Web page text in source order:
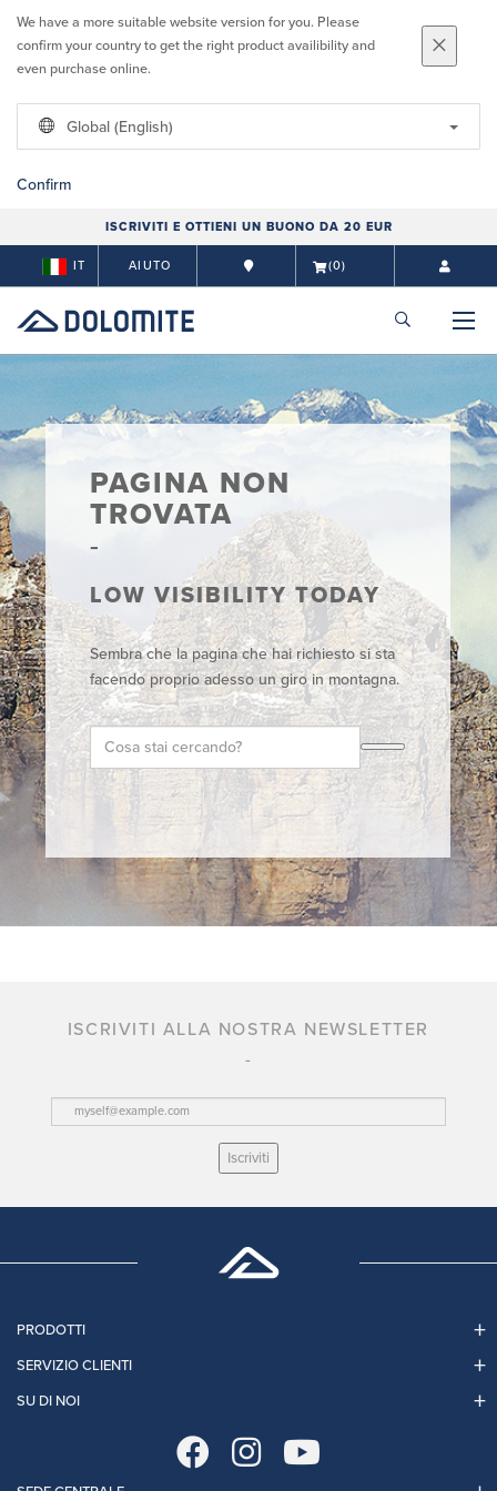
We have a more suitable website version for you. Please
confirm your country to get the right product availibility and
even purchase online.
Global (English)
Confirm
ISCRIVITI E OTTIENI UN BUONO DA 20 EUR
IT AIUTO (0)
PAGINA NON
TROVATA
LOW VISIBILITY TODAY
Sembra che la pagina che hai richiesto si sta
facendo proprio adesso un giro in montagna.
ISCRIVITI ALLA NOSTRA NEWSLETTER
Iscriviti
PRODOTTI
SERVIZIO CLIENTI
SU DI NOI